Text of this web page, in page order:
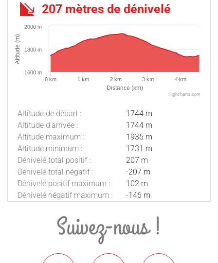
207 mètres de dénivelé
Distance (km)
Altitude (m)
0 km 1 km 2 km 3 km 4 km
1800 m
2000 m
1600 m
Highcharts.com
Altitude de départ :
1744 m
Altitude d'arrivée :
1744 m
Altitude maximum :
1935 m
Altitude minimum :
1731 m
Dénivelé total positif :
207 m
Dénivelé total négatif :
-207 m
Dénivelé positif maximum :
102 m
Dénivelé négatif maximum :
-146 m
Suivez-nous !